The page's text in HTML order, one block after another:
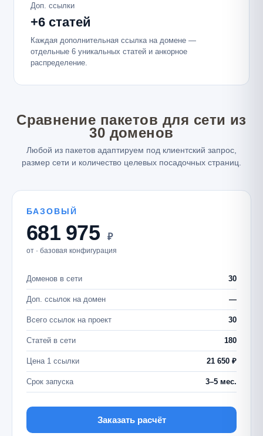
Доп. ссылки
+6 статей
Каждая дополнительная ссылка на домене —
отдельные 6 уникальных статей и анкорное
распределение.
Сравнение пакетов для сети из
30 доменов
Любой из пакетов адаптируем под клиентский запрос,
размер сети и количество целевых посадочных страниц.
БАЗОВЫЙ
681 975 ₽
от · базовая конфигурация
Доменов в сети 30
Доп. ссылок на домен —
Всего ссылок на проект 30
Статей в сети 180
Цена 1 ссылки 21 650 ₽
Срок запуска 3–5 мес.
Заказать расчёт